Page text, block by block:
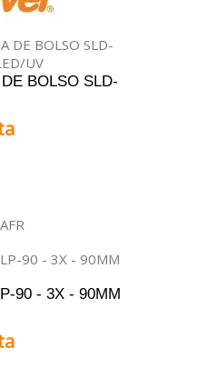
BOLSO SLD-
90 - 3X - 90MM